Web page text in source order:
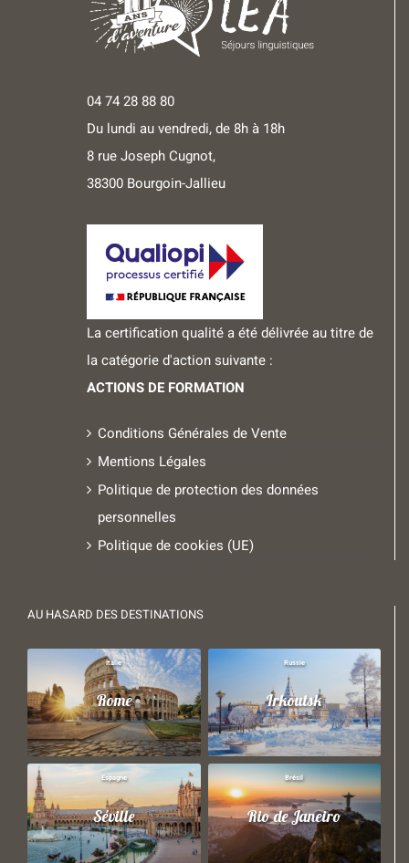
04 74 28 88 80
Du lundi au vendredi, de 8h à 18h
8 rue Joseph Cugnot,
38300 Bourgoin-Jallieu
La certification qualité a été délivrée au titre de
la catégorie d'action suivante :
ACTIONS DE FORMATION
Conditions Générales de Vente
Mentions Légales
Politique de protection des données
personnelles
Politique de cookies (UE)
AU HASARD DES DESTINATIONS
Italie
Rome
Russie
Irkoutsk
Espagne
Séville
Brésil
Rio de Janeiro